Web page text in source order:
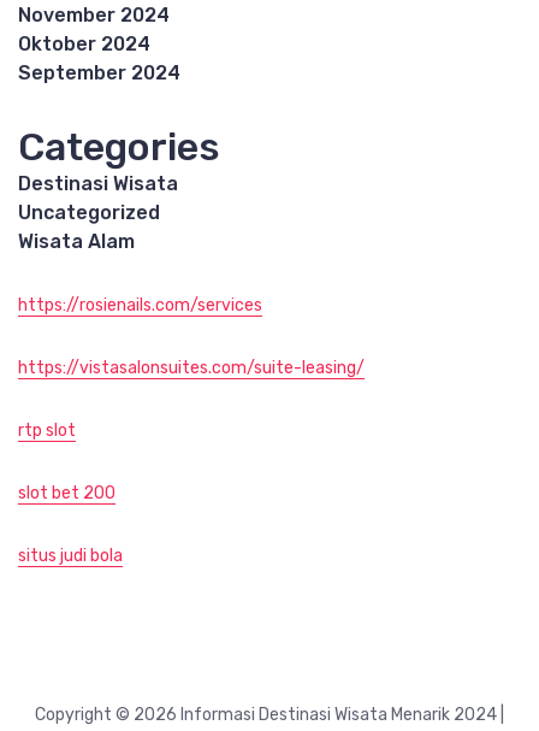
November 2024
Oktober 2024
September 2024
Categories
Destinasi Wisata
Uncategorized
Wisata Alam
https://rosienails.com/services
https://vistasalonsuites.com/suite-leasing/
rtp slot
slot bet 200
situs judi bola
Copyright © 2026 Informasi Destinasi Wisata Menarik 2024 |